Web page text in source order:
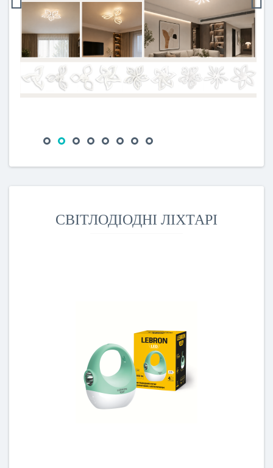
СВІТЛОДІОДНІ ЛІХТАРІ